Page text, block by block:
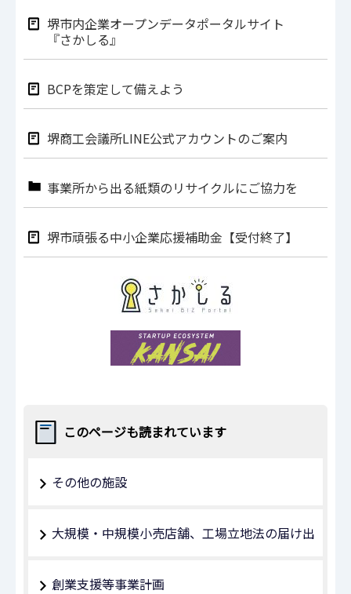
堺市内企業オープンデータポータルサイト
『さかしる』
BCPを策定して備えよう
堺商工会議所LINE公式アカウントのご案内
事業所から出る紙類のリサイクルにご協力を
堺市頑張る中小企業応援補助金【受付終了】
このページも読まれています
その他の施設
大規模・中規模小売店舗、工場立地法の届け出
創業支援等事業計画